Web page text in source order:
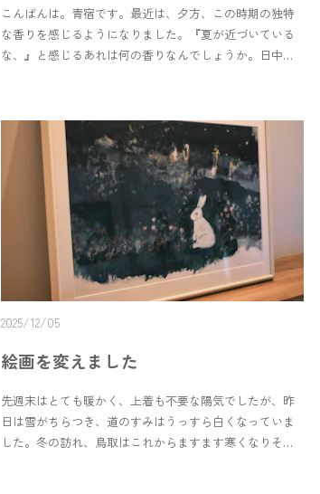
こんばんは。青宿です。最近は、夕方、この時期の独特
な香りを感じるようになりました。『夏が近づいている
な、』と感じるあれは何の香りなんでしょうか。日中は
す。今が一番過ごしやすい季節かもしれません。春と秋
が年々短くなるようで、淋しいです。でも変化はつきも
の。どう付き合うか、どう楽しむか。『夏、熱中症にな
らないように、身体も慣らしていかないとなぁ。』そん
な事をぼんやり考える今日この頃です。＊ 🌷 ＊ ＊ ＊ ＊
＊ ＊今年3月にオープンされた『こぐま座ブックス WEB
マガジン』さんにて。やまぐちめぐみさんの特集がされ
ています。その中で、当宿もご紹介いただきました。あ
りがとうございます。@sparkle.kogumaza▼ やまぐちめぐ
みさんの絵画。そして女性の生き方について 前編
https://kogumazabooks.com/interest/1.html＊ ＊ ＊ ＊
した絵画。私が出会ったのは、この宿を始めるときでし
も、絵画が、めぐみさんが、いろんな巡り合わせを作っ
てくれています。なんとも不思議です。めぐみさんが過
ごした日々めぐみさんを取り巻く人たちが過ごした日々
2025/12/05
絵画を変えました
先週末はとても暖かく、上着も不要な陽気でしたが、昨
日は雪がちらつき、道のすみはうっすら白くなっていま
した。冬の訪れ、鳥取はこれからますます寒くなりそう